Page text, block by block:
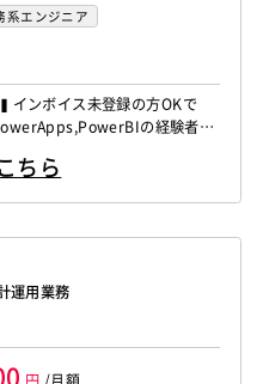
系エンジニア
インボイス未登録の方OKで
の経験者を
プリ開発 ・要件定義・開
ちら
運用業務
/月額